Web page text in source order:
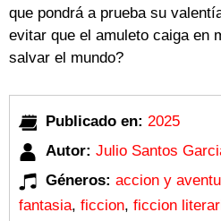
que pondrá a prueba su
evitar que el amuleto caiga en
salvar el mundo?
Publicado en: 2025
Autor: Julio Santos
Géneros: accion y
fantasia, ficcion, ficcion